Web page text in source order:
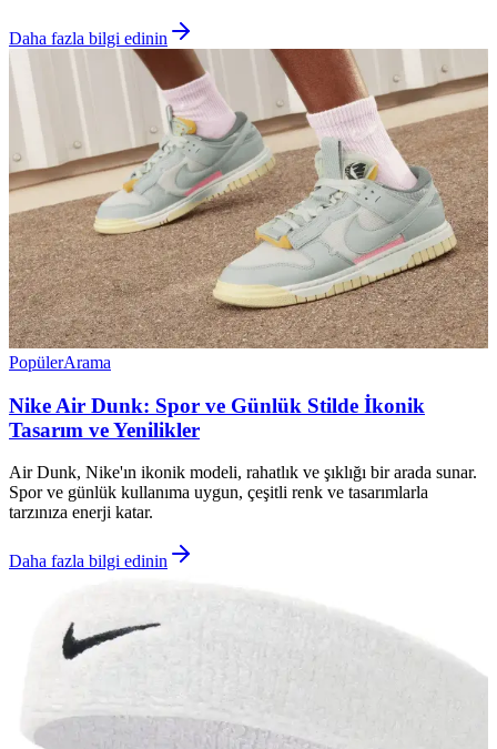
Daha fazla bilgi edinin
PopülerArama
Nike Air Dunk: Spor ve Günlük Stilde İkonik
Tasarım ve Yenilikler
Air Dunk, Nike'ın ikonik modeli, rahatlık ve şıklığı bir arada sunar.
Spor ve günlük kullanıma uygun, çeşitli renk ve tasarımlarla
tarzınıza enerji katar.
Daha fazla bilgi edinin